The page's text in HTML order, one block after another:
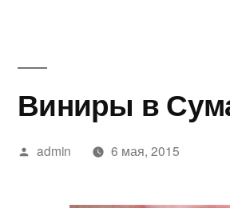
Виниры в
Написано
admin 6 мая, 2015